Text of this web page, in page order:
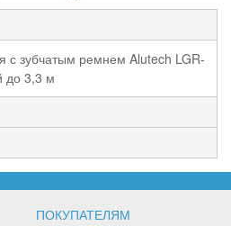
с зубчатым ремнем Alutech LGR-
до 3,3 м
ПОКУПАТЕЛЯМ